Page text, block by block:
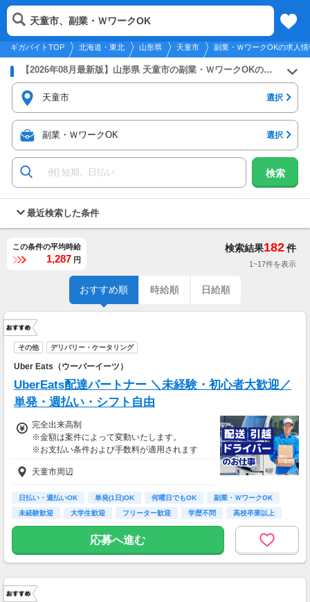
2026年8月9日更新
北海道・東北
メニュー
ギガバイトTOP 北海道・東北 山形県 天童市 副業・ＷワークOKの求人情
天童市、副業・ＷワークOK
【2026年08月最新版】山形県 天童市の副業・ＷワークOKのバイト・アルバイト・パートの求人募集情報
天童市 選択
副業・ＷワークOK 選択
検索
最近検索した条件
この条件の平均時給
1,287 円
検索結果182件
1~17件を表示
おすすめ順 時給順 日給順
その他 デリバリー・ケータリング
Uber Eats（ウーバーイーツ）
UberEats配達パートナー ＼未経験・初心者大歓迎／
単発・週払い・シフト自由
完全出来高制
※金額は案件によって変動いたします。
※お支払い条件および手数料が適用されます
天童市周辺
日払い・週払いOK 単発(1日)OK 何曜日でもOK
副業・ＷワークOK
未経験歓迎
大学生歓迎 フリーター歓迎 学歴不問 高校卒業以上
応募へ進む